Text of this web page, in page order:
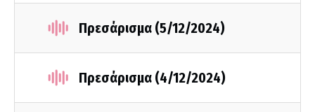
Πρεσάρισμα (5/12/2024)
Πρεσάρισμα (4/12/2024)